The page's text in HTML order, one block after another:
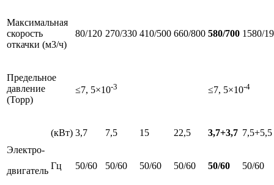
Максимальная
скорость
откачки (м3/ч)
80/120 270/330 410/500 660/800 580/700 1580/
Предельное
давление
(Торр)
≤7, 5×10-3 ≤7, 5×10-4
Электро-
двигатель
(кВт) 3,7 7,5 15 22,5 3,7+3,7 7,5+5,5
Гц 50/60 50/60 50/60 50/60 50/60 50/60